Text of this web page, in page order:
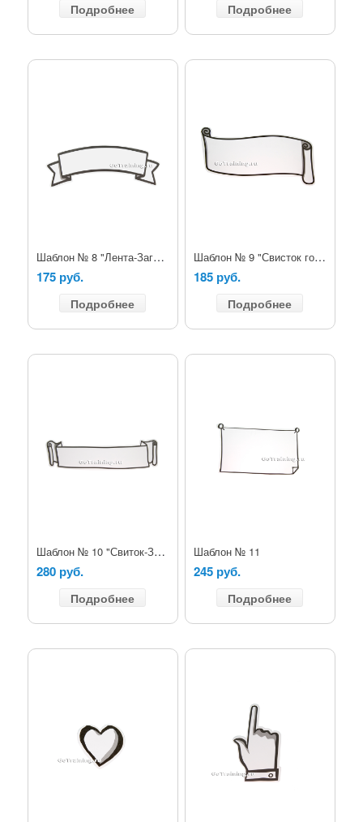
Подробнее Подробнее
Шаблон № 8 "Лента-Заголовок"
175 руб.
Подробнее
Шаблон № 9 "Свисток горизонтальный"
185 руб.
Подробнее
Шаблон № 10 "Свиток-Заголовок"
280 руб.
Подробнее
Шаблон № 11
245 руб.
Подробнее